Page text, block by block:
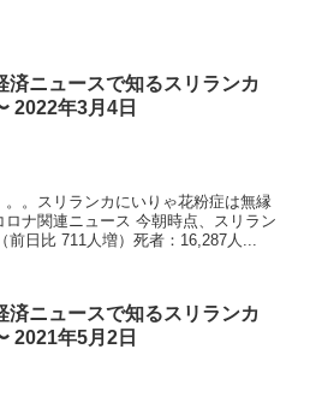
済ニュースで知るスリランカ
2022年3月4日
前日比 711人増）死者：16,287人...
済ニュースで知るスリランカ
2021年5月2日